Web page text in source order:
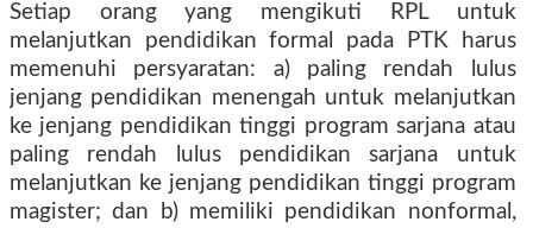
Setiap orang yang mengikuti RPL untuk
melanjutkan pendidikan formal pada PTK harus
memenuhi persyaratan: a) paling rendah lulus
jenjang pendidikan menengah untuk melanjutkan
ke jenjang pendidikan tinggi program sarjana atau
paling rendah lulus pendidikan sarjana untuk
melanjutkan ke jenjang pendidikan tinggi program
magister; dan b) memiliki pendidikan nonformal,